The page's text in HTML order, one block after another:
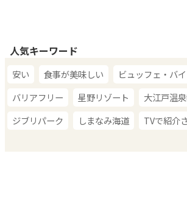
人気キーワード
安い 食事が美味しい
ビュッフェ・バ
バリアフリー
星野リゾート 大江戸温
ジブリパーク
しまなみ海道 TVで紹介